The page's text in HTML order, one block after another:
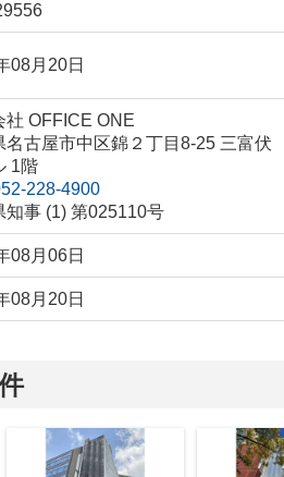
08月20日
社 OFFICE ONE
名古屋市中区錦２丁目8-25 三富伏
1階
228-4900
知事 (1) 第025110号
08月06日
08月20日